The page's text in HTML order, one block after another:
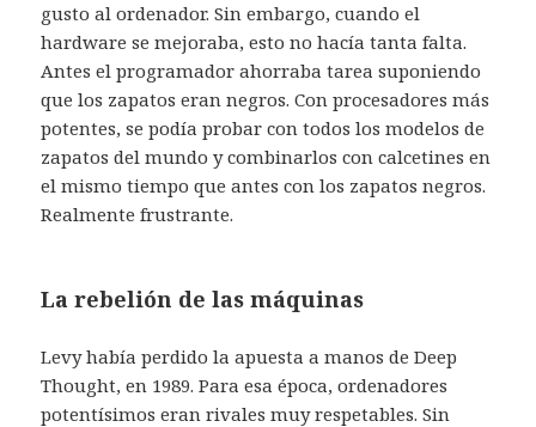
gusto al ordenador. Sin embargo, cuando el
hardware se mejoraba, esto no hacía tanta falta.
Antes el programador ahorraba tarea suponiendo
que los zapatos eran negros. Con procesadores más
potentes, se podía probar con todos los modelos de
zapatos del mundo y combinarlos con calcetines en
el mismo tiempo que antes con los zapatos negros.
Realmente frustrante.
La rebelión de las máquinas
Levy había perdido la apuesta a manos de Deep
Thought, en 1989. Para esa época, ordenadores
potentísimos eran rivales muy respetables. Sin